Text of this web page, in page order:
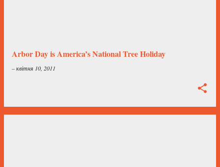
Arbor Day is America’s National Tree Holiday
–квітня 10, 2011